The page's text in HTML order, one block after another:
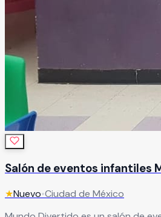
Salón de eventos infantiles
★Nuevo•Ciudad de México